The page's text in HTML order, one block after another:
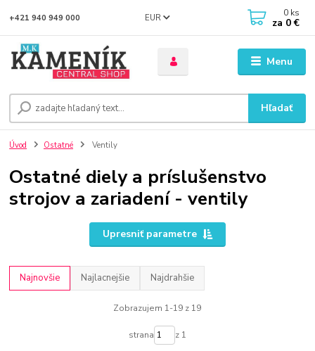
Menu
EUR
Hľadať
+421 940 949 000 0 ks
za 0 €
Úvod Ostatné Ventily
Ostatné diely a príslušenstvo
strojov a zariadení - ventily
Upresniť parametre
Najnovšie Najlacnejšie Najdrahšie
Zobrazujem 1-19 z 19
strana z 1